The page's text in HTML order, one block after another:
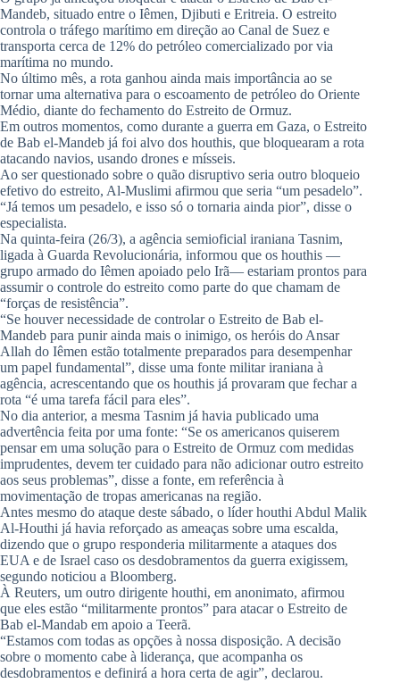
Mandeb, situado entre o Iêmen, Djibuti e Eritreia. O estreito
controla o tráfego marítimo em direção ao Canal de Suez e
transporta cerca de 12% do petróleo comercializado por via
marítima no mundo.
No último mês, a rota ganhou ainda mais importância ao se
tornar uma alternativa para o escoamento de petróleo do Oriente
Médio, diante do fechamento do Estreito de Ormuz.
Em outros momentos, como durante a guerra em Gaza, o Estreito
de Bab el-Mandeb já foi alvo dos houthis, que bloquearam a rota
atacando navios, usando drones e mísseis.
Ao ser questionado sobre o quão disruptivo seria outro bloqueio
efetivo do estreito, Al-Muslimi afirmou que seria “um pesadelo”.
“Já temos um pesadelo, e isso só o tornaria ainda pior”, disse o
especialista.
Na quinta-feira (26/3), a agência semioficial iraniana Tasnim,
ligada à Guarda Revolucionária, informou que os houthis —
grupo armado do Iêmen apoiado pelo Irã— estariam prontos para
assumir o controle do estreito como parte do que chamam de
“forças de resistência”.
“Se houver necessidade de controlar o Estreito de Bab el-
Mandeb para punir ainda mais o inimigo, os heróis do Ansar
Allah do Iêmen estão totalmente preparados para desempenhar
um papel fundamental”, disse uma fonte militar iraniana à
agência, acrescentando que os houthis já provaram que fechar a
rota “é uma tarefa fácil para eles”.
No dia anterior, a mesma Tasnim já havia publicado uma
advertência feita por uma fonte: “Se os americanos quiserem
pensar em uma solução para o Estreito de Ormuz com medidas
imprudentes, devem ter cuidado para não adicionar outro estreito
aos seus problemas”, disse a fonte, em referência à
movimentação de tropas americanas na região.
Antes mesmo do ataque deste sábado, o líder houthi Abdul Malik
Al-Houthi já havia reforçado as ameaças sobre uma escalda,
dizendo que o grupo responderia militarmente a ataques dos
EUA e de Israel caso os desdobramentos da guerra exigissem,
segundo noticiou a Bloomberg.
À Reuters, um outro dirigente houthi, em anonimato, afirmou
que eles estão “militarmente prontos” para atacar o Estreito de
Bab el-Mandab em apoio a Teerã.
“Estamos com todas as opções à nossa disposição. A decisão
sobre o momento cabe à liderança, que acompanha os
desdobramentos e definirá a hora certa de agir”, declarou.